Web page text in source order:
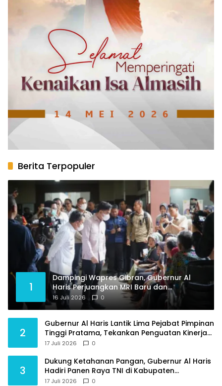
Berita Terpopuler
1
Dampingi Wapres Gibran, Gubernur Al
Haris Perjuangkan MRI Baru dan
Tambahan Dokter Spesialis untuk RSUD
Raden Mattaher
16 Juli 2026 0
2
Gubernur Al Haris Lantik Lima Pejabat Pimpinan
Tinggi Pratama, Tekankan Penguatan Kinerja
dan Integritas
17 Juli 2026 0
3
Dukung Ketahanan Pangan, Gubernur Al Haris
Hadiri Panen Raya TNI di Kabupaten
Tanjungjabung Timur
17 Juli 2026 0